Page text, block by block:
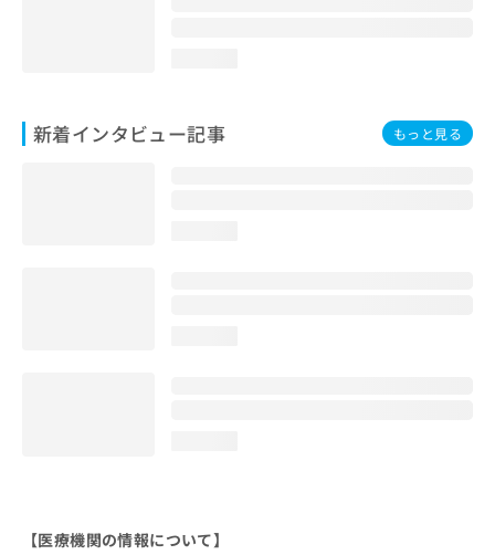
新着インタビュー記事 もっと見る
【医療機関の情報について】